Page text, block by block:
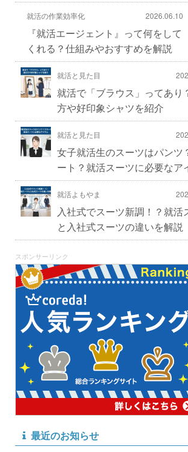
就活の作業効率化 2026.06.10
『就活エージェント』って何をして
くれる？仕組みやおすすめを解説
就活と見た目
就活で「ブラウス」ってあり
方や好印象シャツを紹介
就活と見た目
女子就活生のスーツはパンツ
ート？就活スーツに必要なア
就活よもやま
入社式でスーツ新調！？就活
と入社式スーツの違いを解説
スポンサーリンク
最近のお知らせ